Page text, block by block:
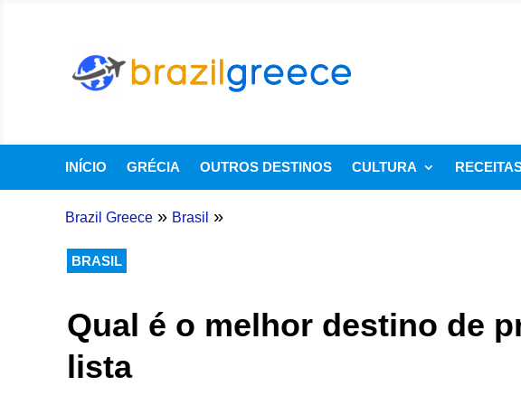
INÍCIO GRÉCIA OUTROS DESTINOS CULTURA
Brazil Greece » Brasil »
BRASIL
Qual é o melhor destino de
lista